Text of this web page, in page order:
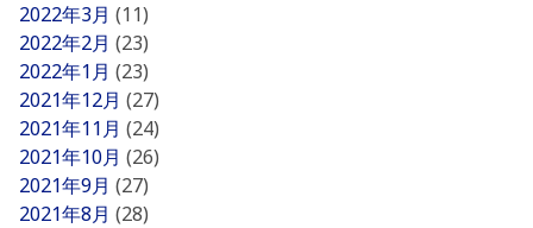
2022年3月 (11)
2022年2月 (23)
2022年1月 (23)
2021年12月 (27)
2021年11月 (24)
2021年10月 (26)
2021年9月 (27)
2021年8月 (28)